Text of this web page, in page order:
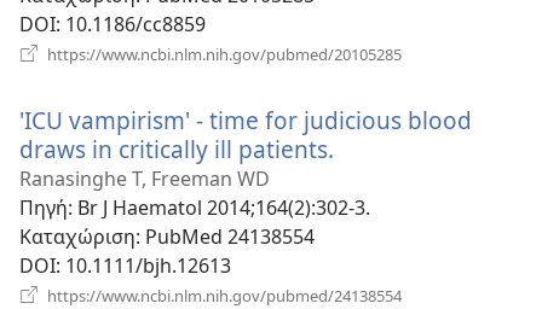
DOI‎: 10.1186/cc8859
https://www.ncbi.nlm.nih.gov/pubmed/20105285
'ICU vampirism' - time for judicious blood
draws in critically ill patients.
παράθυρο)
Ranasinghe T, Freeman WD
Πηγή‎: Br J Haematol 2014;164(2):302-3.
Καταχώριση‎: PubMed 24138554
DOI‎: 10.1111/bjh.12613
https://www.ncbi.nlm.nih.gov/pubmed/24138554